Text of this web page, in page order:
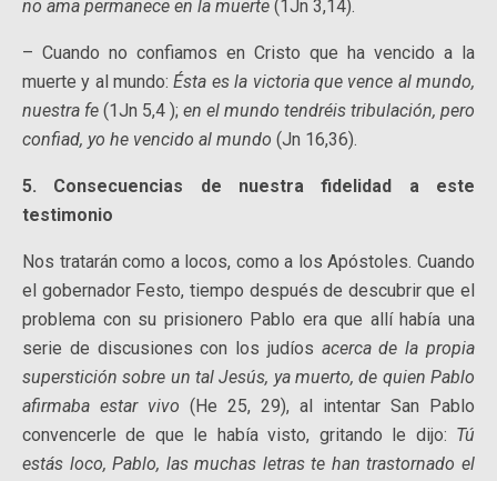
no ama permanece en la muerte (1Jn 3,14).
– Cuando no confiamos en Cristo que ha vencido a la
muerte y al mundo:Ésta es la victoria que vence al mundo,
nuestra fe (1Jn 5,4 ); en el mundo tendréis tribulación, pero
confiad, yo he vencido al mundo (Jn 16,36).
5. Consecuencias de nuestra fidelidad a este
testimonio
Nos tratarán como a locos, como a los Apóstoles. Cuando
el gobernador Festo, tiempo después de descubrir que el
problema con su prisionero Pablo era que allí había una
serie de discusiones con los judíos acerca de la propia
superstición sobre un tal Jesús, ya muerto, de quien Pablo
afirmaba estar vivo (He 25, 29), al intentar San Pablo
convencerle de que le había visto, gritando le dijo: Tú
estás loco, Pablo, las muchas letras te han trastornado el